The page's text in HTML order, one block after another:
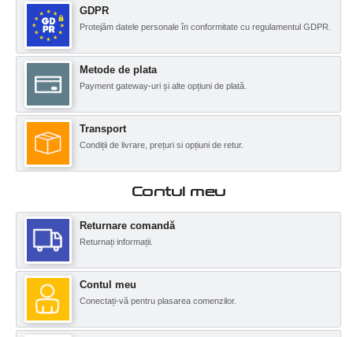
GDPR
Protejăm datele personale în conformitate cu regulamentul GDPR.
Metode de plata
Payment gateway-uri și alte opțiuni de plată.
Transport
Condiții de livrare, prețuri si opțiuni de retur.
Contul meu
Returnare comandă
Returnați informații.
Contul meu
Conectați-vă pentru plasarea comenzilor.